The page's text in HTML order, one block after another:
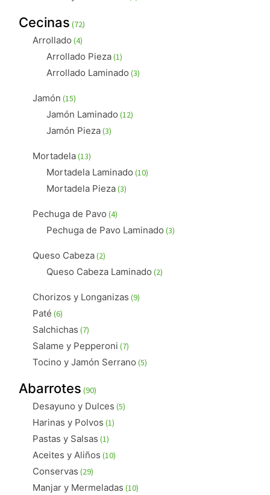
Cecinas 7272
productos
Arrollado 44
productos
Arrollado Pieza 11
producto
Arrollado Laminado 33
Jamón 1515
productos
Jamón Laminado 1212
Jamón Pieza 33
Mortadela 1313
productos
Mortadela Laminado 1010
Mortadela Pieza 33
Pechuga de Pavo 44
productos
Pechuga de Pavo Laminado 33
Queso Cabeza 22
productos
Queso Cabeza Laminado 22
Chorizos y Longanizas 99
Paté 66
productos
Salchichas 77
productos
Salame y Pepperoni 77
productos
Tocino y Jamón Serrano 55
Abarrotes 9090
productos
Desayuno y Dulces 55
Harinas y Polvos 11
Pastas y Salsas 11
producto
Aceites y Aliños 1010
Conservas 2929
productos
Manjar y Mermeladas 1010